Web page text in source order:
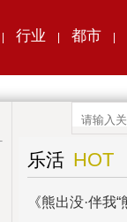
行业 都市
乐活 HOT
《熊出没·伴我